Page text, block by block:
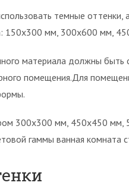
темные оттенки,
150х300 мм, 300х600 мм,
материала должны быть
помещения.Для
300х300 мм, 450х450 мм,
гаммы ванная комната